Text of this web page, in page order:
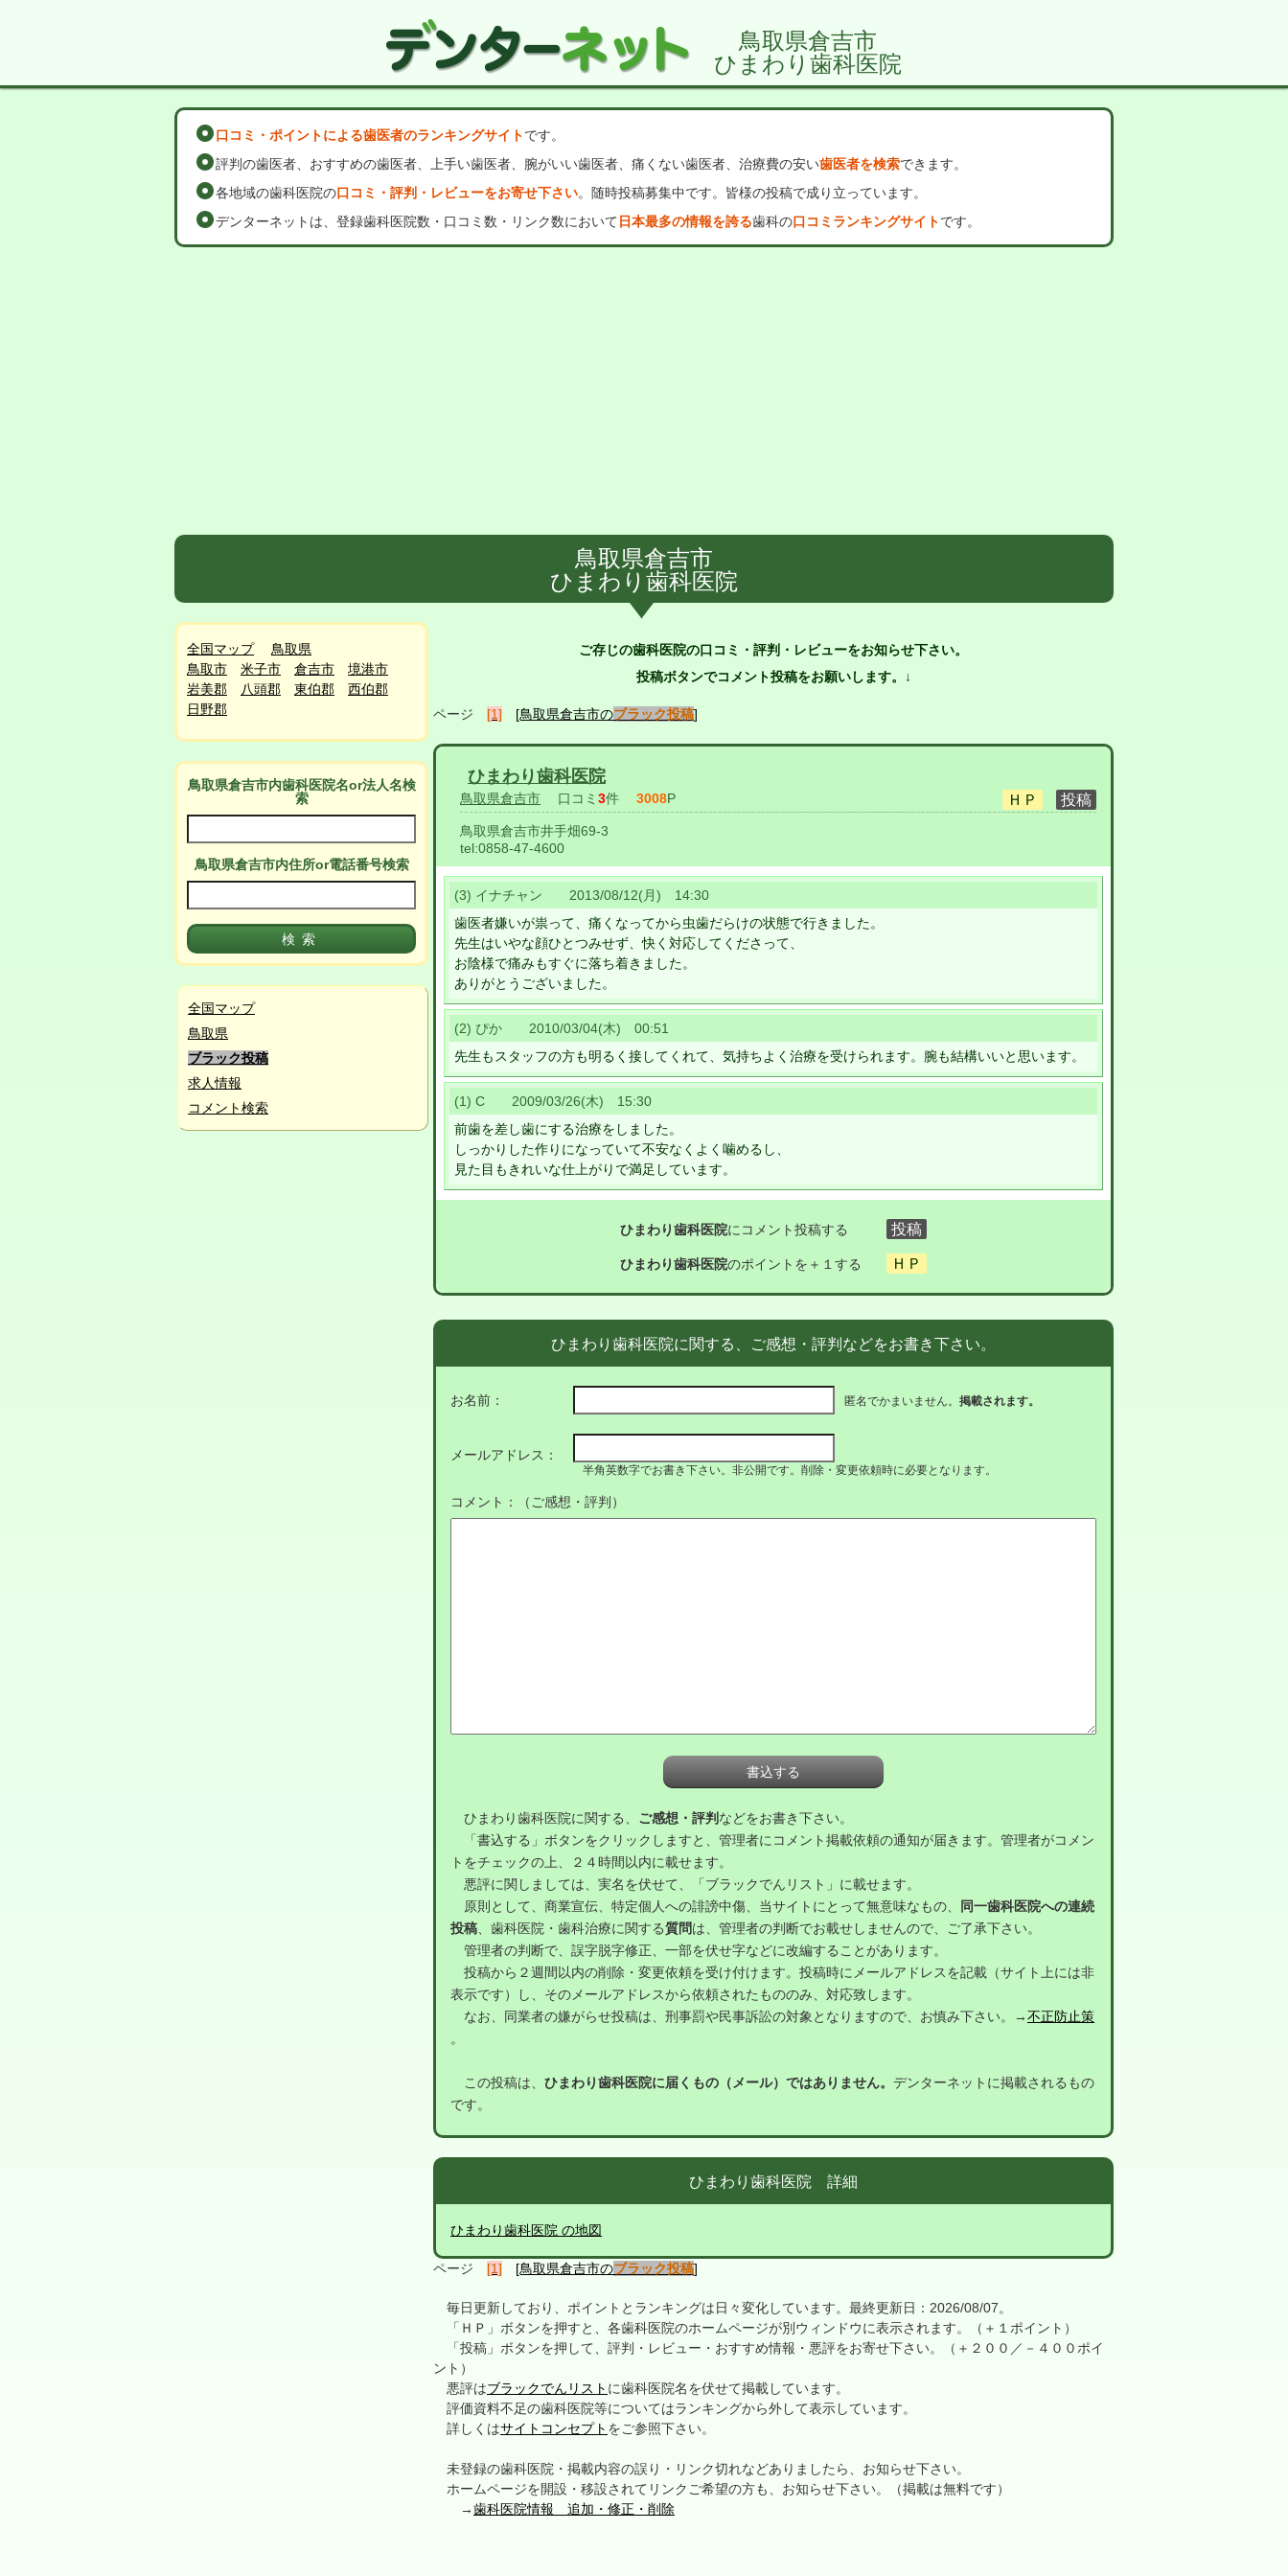
鳥取県倉吉市
ひまわり歯科医院
口コミ・ポイントによる歯医者のランキングサイトです。
評判の歯医者、おすすめの歯医者、上手い歯医者、腕がいい歯医者、痛くない歯医者、治療費の安い歯医者を検索できます。
各地域の歯科医院の口コミ・評判・レビューをお寄せ下さい。随時投稿募集中です。皆様の投稿で成り立っています。
デンターネットは、登録歯科医院数・口コミ数・リンク数において 日本最多の情報を誇る歯科の口コミランキングサイトです。
鳥取県倉吉市
ひまわり歯科医院
全国マップ
鳥取県
鳥取市
米子市 倉吉市
境港市
岩美郡
八頭郡 東伯郡
西伯郡
日野郡
鳥取県倉吉市内歯科医院名or法人名検
索
鳥取県倉吉市内住所or電話番号検索
全国マップ
鳥取県
ブラック投稿
求人情報
コメント検索
ご存じの歯科医院の口コミ・評判・レビューをお知らせ下さい。
投稿ボタンでコメント投稿をお願いします。↓
ページ [1] [鳥取県倉吉市のブラック投稿]
ひまわり歯科医院
鳥取県倉吉市 口コミ 3件 3008P
鳥取県倉吉市井手畑69-3
tel:0858-47-4600
(3) イナチャン 2013/08/12(月) 14:30
歯医者嫌いが祟って、痛くなってから虫歯だらけの状態で行きました。
先生はいやな顔ひとつみせず、快く対応してくださって、
お陰様で痛みもすぐに落ち着きました。
ありがとうございました。
(2) ぴか 2010/03/04(木) 00:51
先生もスタッフの方も明るく接してくれて、気持ちよく治療を受けられます。腕も結構いいと思います。
(1) C 2009/03/26(木) 15:30
前歯を差し歯にする治療をしました。
しっかりした作りになっていて不安なくよく噛めるし、
見た目もきれいな仕上がりで満足しています。
ひまわり歯科医院にコメント投稿する
ひまわり歯科医院のポイントを＋１する
ひまわり歯科医院に関する、ご感想・評判などをお書き下さい。
お名前： 匿名でかまいません。 掲載されます。
メールアドレス：
半角英数字でお書き下さい。非公開です。削除・変更依頼時に必要となります。
コメント：（ご感想・評判）
ひまわり歯科医院に関する、 ご感想・評判 などをお書き下さい。
「書込する」ボタンをクリックしますと、管理者にコメント掲載依頼の通知が届きます。管理者がコメン
トをチェックの上、２４時間以内に載せます。
悪評に関しましては、実名を伏せて、「ブラックでんリスト」に載せます。
原則として、商業宣伝、特定個人への誹謗中傷、当サイトにとって無意味なもの、
同一歯科医院への連続
投稿 、歯科医院・歯科治療に関する質問は、管理者の判断でお載せしませんので、ご了承下さい。
管理者の判断で、誤字脱字修正、一部を伏せ字などに改編することがあります。
投稿から２週間以内の削除・変更依頼を受け付けます。投稿時にメールアドレスを記載（サイト上には非
表示です）し、そのメールアドレスから依頼されたもののみ、対応致します。
なお、同業者の嫌がらせ投稿は、刑事罰や民事訴訟の対象となりますので、お慎み下さい。→不正防止策
。
この投稿は、 ひまわり歯科医院に届くもの（メール）ではありません。 デンターネットに掲載されるもの
です。
ひまわり歯科医院 詳細
ひまわり歯科医院 の地図
ページ [1] [鳥取県倉吉市のブラック投稿]
毎日更新しており、ポイントとランキングは日々変化しています。最終更新日：2026/08/07。
「ＨＰ」ボタンを押すと、各歯科医院のホームページが別ウィンドウに表示されます。（＋１ポイント）
「投稿」ボタンを押して、評判・レビュー・おすすめ情報・悪評をお寄せ下さい。（＋２００／－４００ポイ
ント）
悪評はブラックでんリスト に歯科医院名を伏せて掲載しています。
評価資料不足の歯科医院等についてはランキングから外して表示しています。
詳しくはサイトコンセプト をご参照下さい。
未登録の歯科医院・掲載内容の誤り・リンク切れなどありましたら、お知らせ下さい。
ホームページを開設・移設されてリンクご希望の方も、お知らせ下さい。（掲載は無料です）
→歯科医院情報 追加・修正・削除